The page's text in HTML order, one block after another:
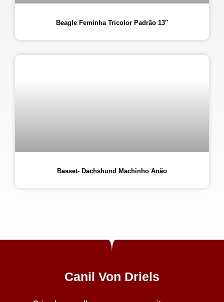
Beagle Feminha Tricolor Padrão 13″
Basset- Dachshund Machinho Anão
Canil Von Driels